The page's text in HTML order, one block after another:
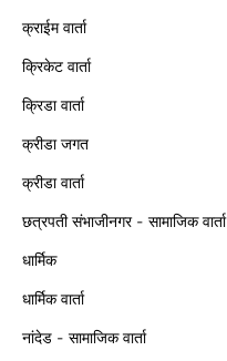
क्राईम वार्ता
क्रिकेट वार्ता
क्रिडा वार्ता
क्रीडा जगत
क्रीडा वार्ता
छत्रपती संभाजीनगर - सामाजिक वार्ता
धार्मिक
धार्मिक वार्ता
नांदेड - सामाजिक वार्ता